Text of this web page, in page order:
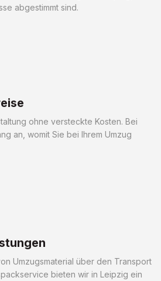
abgestimmt sind.
ohne versteckte Kosten. Bei
an, womit Sie bei Ihrem Umzug
Umzugsmaterial über den Transport
bieten wir in Leipzig ein